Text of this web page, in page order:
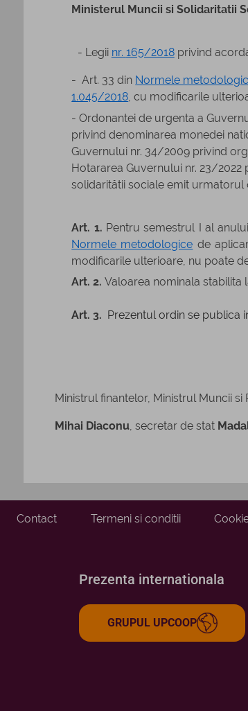
Ministerul Muncii si Solidaritatii
- Legii nr. 165/2018 privind
- Art. 33 din Normele
1.045/2018, cu modificarile
- Ordonantei de urgenta a
privind denominarea monedei
Guvernului nr. 34/2009 privind
Hotararea Guvernului nr. 23/2022
solidaritătii sociale emit urmatorul
Art. 1. Pentru semestrul I al
Normele metodologice de
modificarile ulterioare, nu poate
Art. 2.Valoarea nominala stabilita
Art. 3. Prezentul ordin se publica
Ministrul finantelor, Ministrul Muncii si
Mihai Diaconu, secretar de stat
Contact Termeni si conditii
Prezenta internationala
GRUPUL UPCOOP